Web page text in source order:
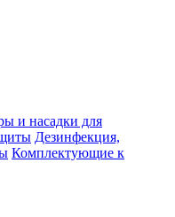
и насадки для
Дезинфекция,
Комплектующие к